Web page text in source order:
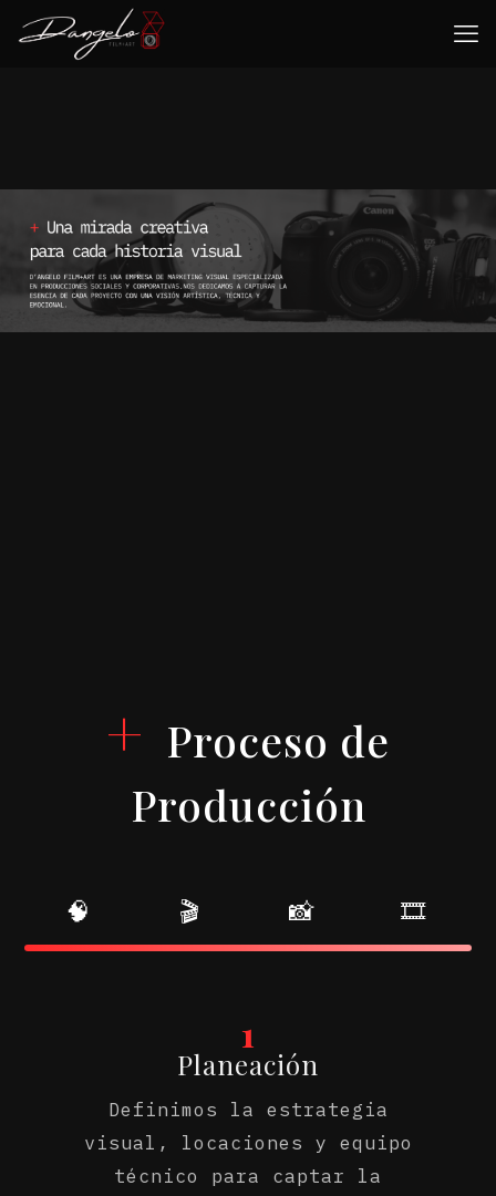
+ Proceso de
Producción
🧠 🎬 📸 🎞️
1
Planeación
Definimos la estrategia
visual, locaciones y equipo
técnico para captar la